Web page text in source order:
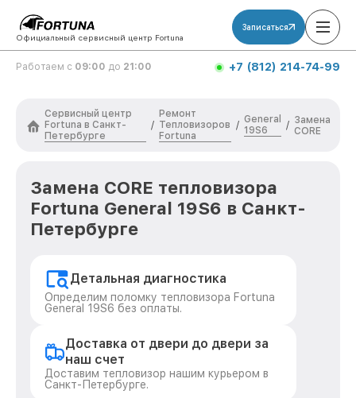
Официальный сервисный центр Fortuna
Записаться
Работаем с 09:00 до 21:00 +7 (812) 214-74-99
Сервисный центр
Fortuna в Санкт-
Петербурге
/
Ремонт
Тепловизоров
Fortuna
/
General
19S6
/ Замена
CORE
Замена CORE тепловизора
Fortuna General 19S6 в Санкт-
Петербурге
Детальная диагностика
Определим поломку тепловизора Fortuna
General 19S6 без оплаты.
Доставка от двери до двери за
наш счет
Доставим тепловизор нашим курьером в
Санкт-Петербурге.